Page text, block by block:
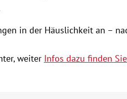
in der Häuslichkeit an –
weiter Infos dazu finden